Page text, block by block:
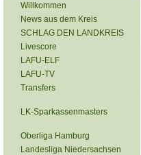
Willkommen
News aus dem Kreis
SCHLAG DEN LANDKREIS
Livescore
LAFU-ELF
LAFU-TV
Transfers
LK-Sparkassenmasters
Oberliga Hamburg
Landesliga Niedersachsen